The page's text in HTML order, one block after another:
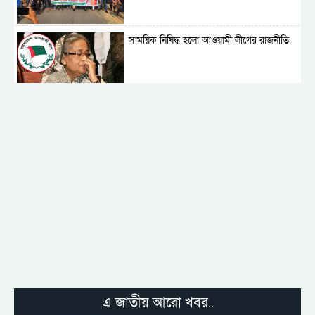
সাময়িক নিষিদ্ধ হলো আওয়ামী লীগের রাজনীতি
এ জাতীয় আরো খবর..